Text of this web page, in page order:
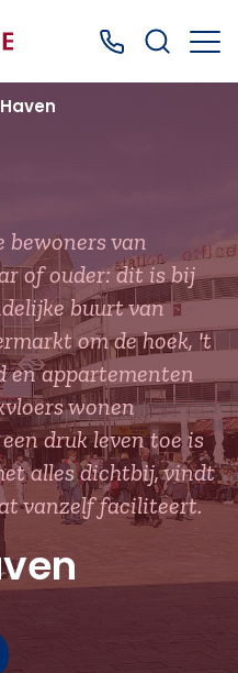
Bel ons: 0499
bewoners van
of ouder: dit is bij
buurt van
om de hoek, 't
en appartementen
wonen
druk leven toe is
alles dichtbij, vindt
vanzelf faciliteert.